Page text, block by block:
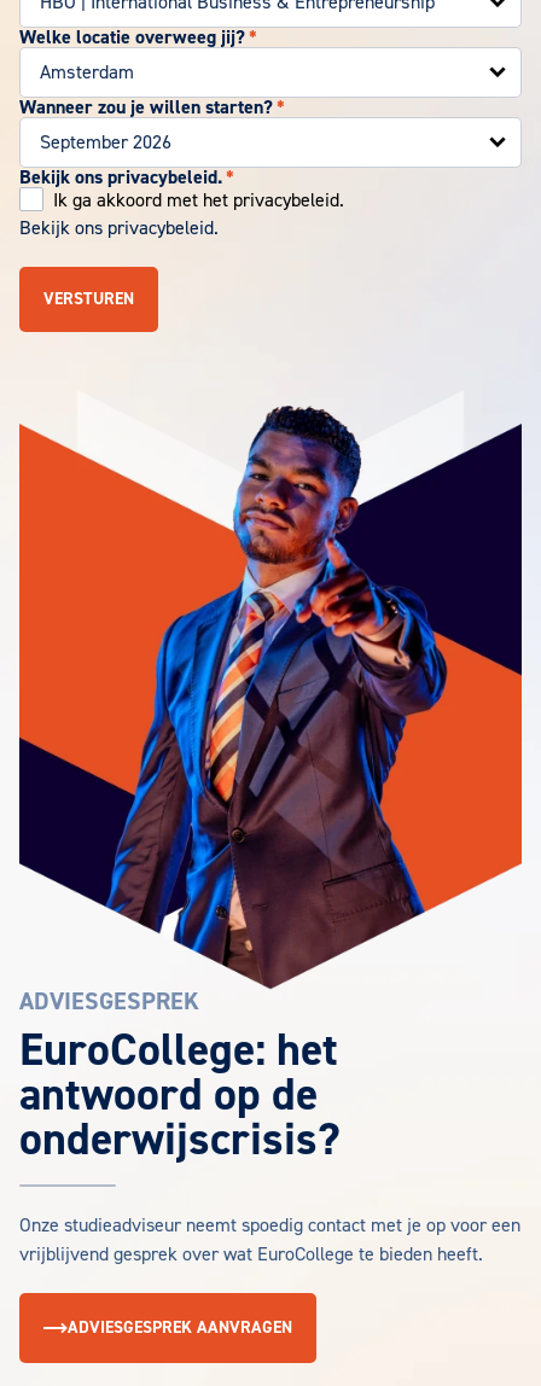
Welke locatie overweeg jij?*
Wanneer zou je willen starten?*
Bekijk ons privacybeleid.*
Ik ga akkoord met het privacybeleid.
Bekijk ons privacybeleid.
ADVIESGESPREK
EuroCollege: het
antwoord op de
onderwijscrisis?
Onze studieadviseur neemt spoedig contact met je op voor een
vrijblijvend gesprek over wat EuroCollege te bieden heeft.
ADVIESGESPREK AANVRAGEN